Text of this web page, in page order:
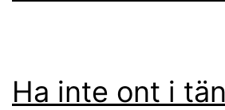
Ha inte ont i